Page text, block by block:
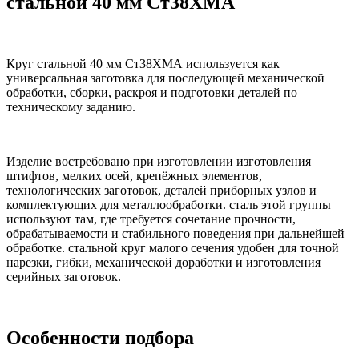
Круг стальной 40 мм Ст38ХМА используется как
универсальная заготовка для последующей механической
обработки, сборки, раскроя и подготовки деталей по
техническому заданию.
Изделие востребовано при изготовлении изготовления
штифтов, мелких осей, крепёжных элементов,
технологических заготовок, деталей приборных узлов и
комплектующих для металлообработки. сталь этой группы
используют там, где требуется сочетание прочности,
обрабатываемости и стабильного поведения при дальнейшей
обработке. стальной круг малого сечения удобен для точной
нарезки, гибки, механической доработки и изготовления
серийных заготовок.
Особенности подбора